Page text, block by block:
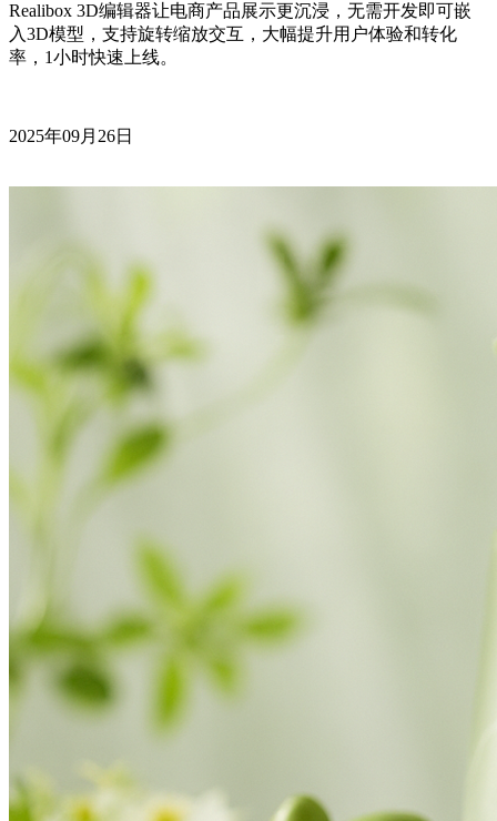
Realibox 3D编辑器让电商产品展示更沉浸，无需开发即可嵌
入3D模型，支持旋转缩放交互，大幅提升用户体验和转化
率，1小时快速上线。
2025年09月26日